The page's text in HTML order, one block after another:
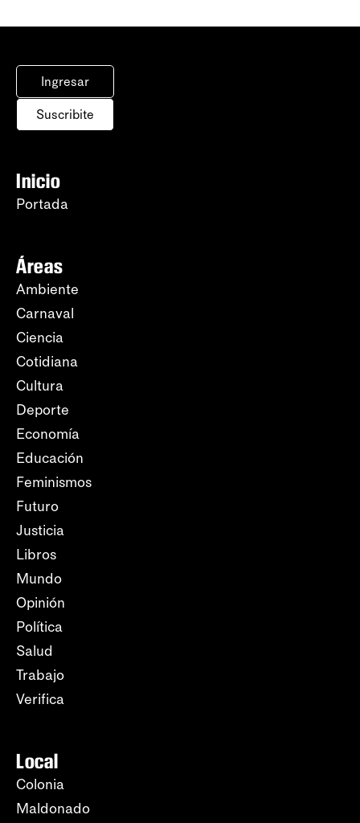
Ingresar
Suscribite
Inicio
Portada
Áreas
Ambiente
Carnaval
Ciencia
Cotidiana
Cultura
Deporte
Economía
Educación
Feminismos
Futuro
Justicia
Libros
Mundo
Opinión
Política
Salud
Trabajo
Verifica
Local
Colonia
Maldonado